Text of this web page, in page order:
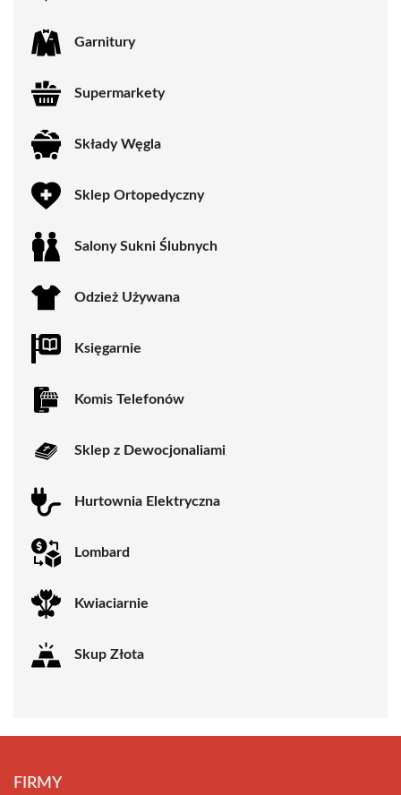
Garnitury
Supermarkety
Składy Węgla
Sklep Ortopedyczny
Salony Sukni Ślubnych
Odzież Używana
Księgarnie
Komis Telefonów
Sklep z Dewocjonaliami
Hurtownia Elektryczna
Lombard
Kwiaciarnie
Skup Złota
FIRMY